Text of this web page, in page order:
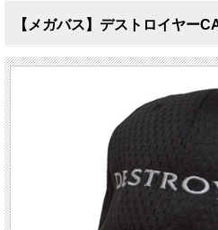
【メガバス】デストロイヤー